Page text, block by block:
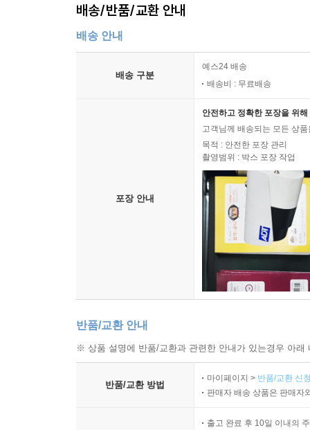
배송/반품/교환 안내
배송 안내
배송 구분
예스24 배송
배송비 : 무료배송
포장 안내
안전하고 정확한 포장을 위
고객님께 배송되는 모든 상
목적 : 안전한 포장 관리
촬영범위 : 박스 포장 작업
반품/교환 안내
※ 상품 설명에 반품/교환과 관련한 안내가 있는경우 아
반품/교환 방법
마이페이지 > 반품/교환 신
판매자 배송 상품은 판매자
출고 완료 후 10일 이내의